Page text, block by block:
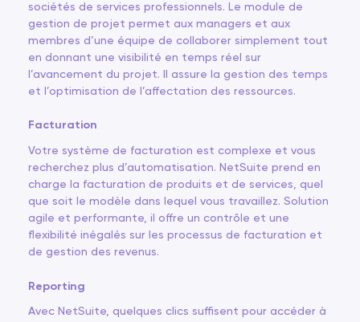
sociétés de services professionnels. Le module de
gestion de projet permet aux managers et aux
membres d’une équipe de collaborer simplement tout
en donnant une visibilité en temps réel sur
l’avancement du projet. Il assure la gestion des temps
et l’optimisation de l’affectation des ressources.
Facturation
Votre système de facturation est complexe et vous
recherchez plus d’automatisation. NetSuite prend en
charge la facturation de produits et de services, quel
que soit le modèle dans lequel vous travaillez. Solution
agile et performante, il offre un contrôle et une
flexibilité inégalés sur les processus de facturation et
de gestion des revenus.
Reporting
Avec NetSuite, quelques clics suffisent pour accéder à